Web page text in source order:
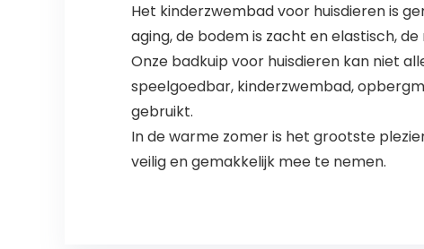
Het kinderzwembad voor huisdieren is
aging, de bodem is zacht en elastisch,
Onze badkuip voor huisdieren kan niet
speelgoedbar, kinderzwembad,
gebruikt.
In de warme zomer is het grootste
veilig en gemakkelijk mee te nemen.